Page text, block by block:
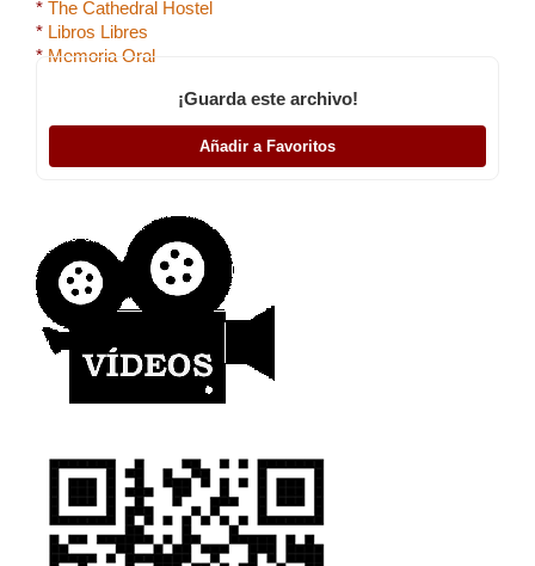
* The Cathedral Hostel
* Libros Libres
* Memoria Oral
¡Guarda este archivo!
Añadir a Favoritos